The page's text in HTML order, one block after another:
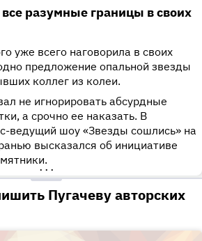
разумные границы в своих
уже всего наговорила в своих
предложение опальной звезды
коллег из колеи.
не игнорировать абсурдные
а срочно ее наказать. В
ведущий шоу «Звезды сошлись» на
высказался об инициативе
•••
Пугачеву авторских